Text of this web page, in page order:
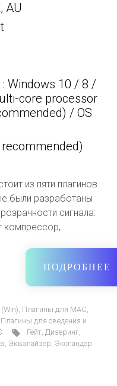
AU
Windows 10 / 8 /
core processor
/ OS
recommended)
из пяти плагинов
были разработаны
сигнала:
компрессор,
ПОДРОБНЕЕ
, Плагины для MAC,
Плагины для сведения и
Гейт, Дизеринг,
, Эквалайзер, Экспандер